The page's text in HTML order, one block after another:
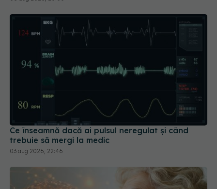
Ce înseamnă dacă ai pulsul neregulat și când
trebuie să mergi la medic
03 aug 2026, 22:46